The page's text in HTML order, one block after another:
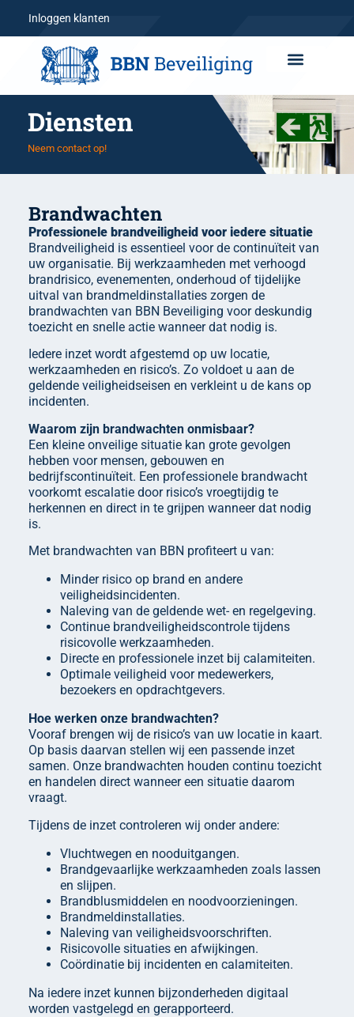
Inloggen klanten
Diensten
Neem contact op!
Brandwachten
Professionele brandveiligheid voor iedere situatie
Brandveiligheid is essentieel voor de continuïteit van
uw organisatie. Bij werkzaamheden met verhoogd
brandrisico, evenementen, onderhoud of tijdelijke
uitval van brandmeldinstallaties zorgen de
brandwachten van BBN Beveiliging voor deskundig
toezicht en snelle actie wanneer dat nodig is.
Iedere inzet wordt afgestemd op uw locatie,
werkzaamheden en risico’s. Zo voldoet u aan de
geldende veiligheidseisen en verkleint u de kans op
incidenten.
Waarom zijn brandwachten onmisbaar?
Een kleine onveilige situatie kan grote gevolgen
hebben voor mensen, gebouwen en
bedrijfscontinuïteit. Een professionele brandwacht
voorkomt escalatie door risico’s vroegtijdig te
herkennen en direct in te grijpen wanneer dat nodig
is.
Met brandwachten van BBN profiteert u van:
Minder risico op brand en andere
veiligheidsincidenten.
Naleving van de geldende wet- en regelgeving.
Continue brandveiligheidscontrole tijdens
risicovolle werkzaamheden.
Directe en professionele inzet bij calamiteiten.
Optimale veiligheid voor medewerkers,
bezoekers en opdrachtgevers.
Hoe werken onze brandwachten?
Vooraf brengen wij de risico’s van uw locatie in kaart.
Op basis daarvan stellen wij een passende inzet
samen. Onze brandwachten houden continu toezicht
en handelen direct wanneer een situatie daarom
vraagt.
Tijdens de inzet controleren wij onder andere:
Vluchtwegen en nooduitgangen.
Brandgevaarlijke werkzaamheden zoals lassen
en slijpen.
Brandblusmiddelen en noodvoorzieningen.
Brandmeldinstallaties.
Naleving van veiligheidsvoorschriften.
Risicovolle situaties en afwijkingen.
Coördinatie bij incidenten en calamiteiten.
Na iedere inzet kunnen bijzonderheden digitaal
worden vastgelegd en gerapporteerd.